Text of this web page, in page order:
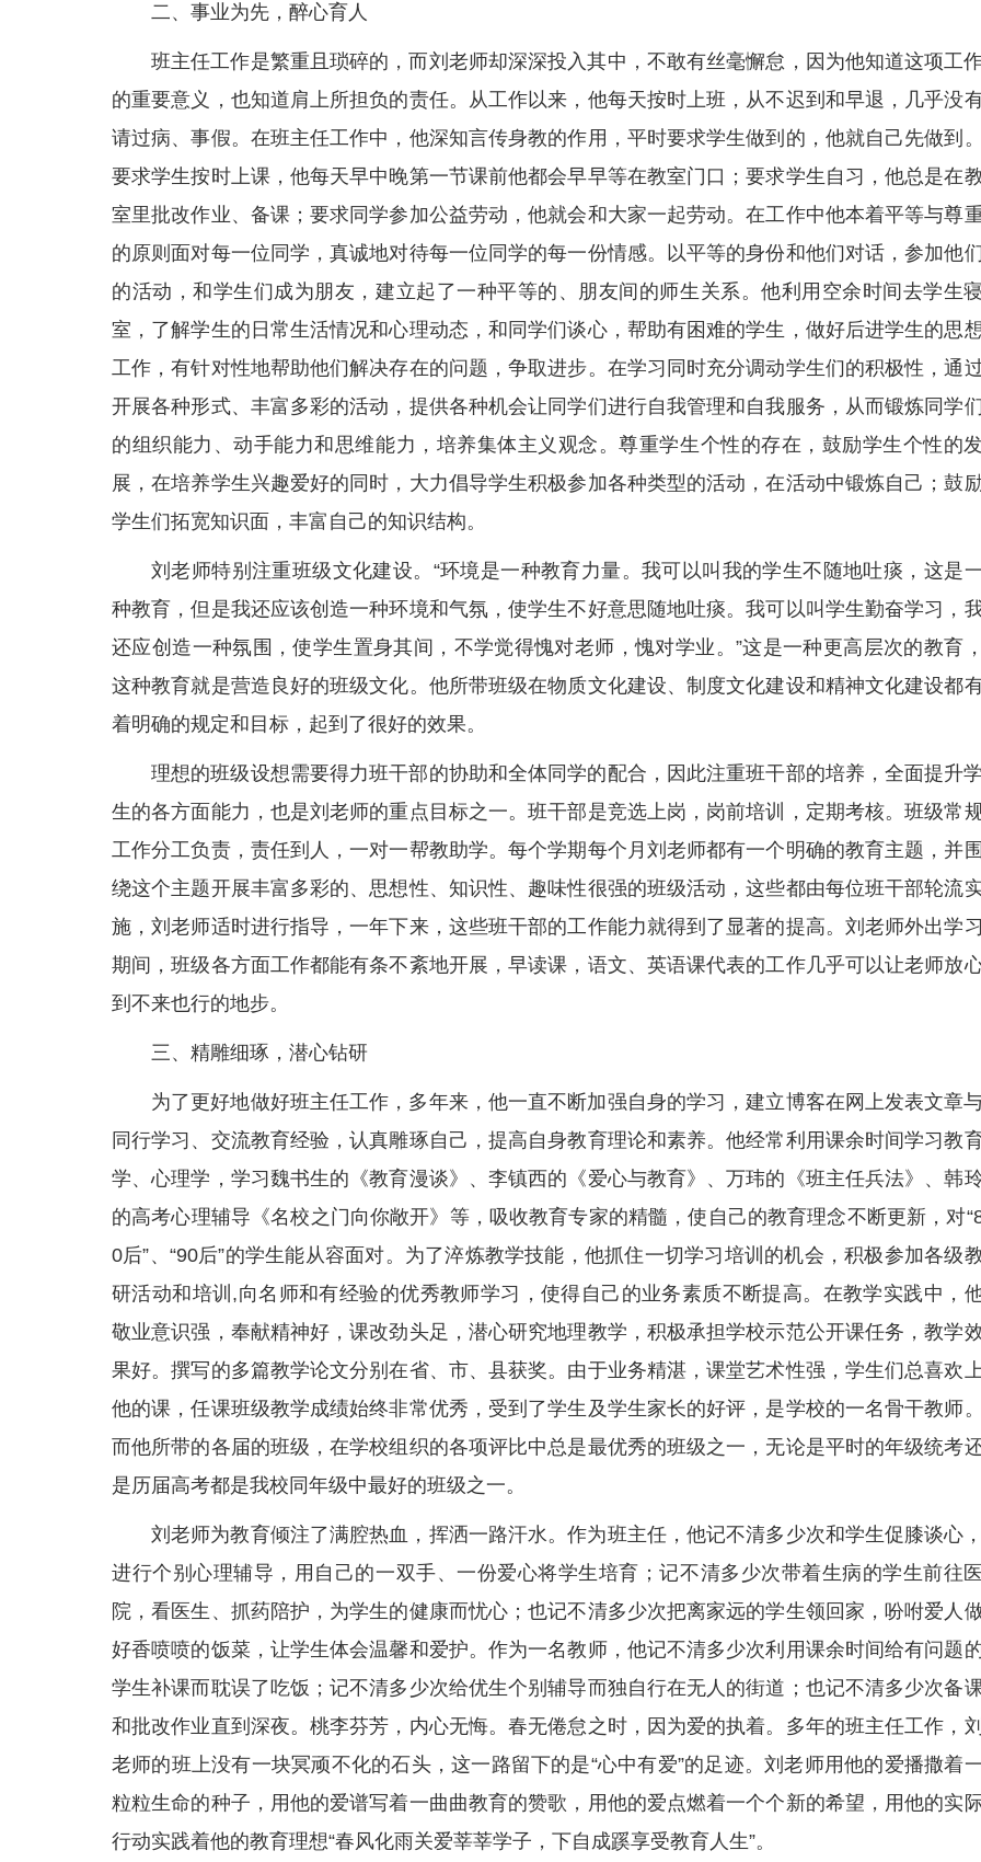
二、事业为先，醉心育人
班主任工作是繁重且琐碎的，而刘老师却深深投入其中，不敢有丝毫懈怠，因为他知道这项工
的重要意义，也知道肩上所担负的责任。从工作以来，他每天按时上班，从不迟到和早退，几乎没
请过病、事假。在班主任工作中，他深知言传身教的作用，平时要求学生做到的，他就自己先做到。
要求学生按时上课，他每天早中晚第一节课前他都会早早等在教室门口；要求学生自习，他总是在
室里批改作业、备课；要求同学参加公益劳动，他就会和大家一起劳动。在工作中他本着平等与尊
的原则面对每一位同学，真诚地对待每一位同学的每一份情感。以平等的身份和他们对话，参加他们
的活动，和学生们成为朋友，建立起了一种平等的、朋友间的师生关系。他利用空余时间去学生寝
室，了解学生的日常生活情况和心理动态，和同学们谈心，帮助有困难的学生，做好后进学生的思
工作，有针对性地帮助他们解决存在的问题，争取进步。在学习同时充分调动学生们的积极性，通
开展各种形式、丰富多彩的活动，提供各种机会让同学们进行自我管理和自我服务，从而锻炼同学们
的组织能力、动手能力和思维能力，培养集体主义观念。尊重学生个性的存在，鼓励学生个性的
展，在培养学生兴趣爱好的同时，大力倡导学生积极参加各种类型的活动，在活动中锻炼自己；鼓
学生们拓宽知识面，丰富自己的知识结构。
刘老师特别注重班级文化建设。“环境是一种教育力量。我可以叫我的学生不随地吐痰，这是
种教育，但是我还应该创造一种环境和气氛，使学生不好意思随地吐痰。我可以叫学生勤奋学习，
还应创造一种氛围，使学生置身其间，不学觉得愧对老师，愧对学业。”这是一种更高层次的教育，
这种教育就是营造良好的班级文化。他所带班级在物质文化建设、制度文化建设和精神文化建设都
着明确的规定和目标，起到了很好的效果。
理想的班级设想需要得力班干部的协助和全体同学的配合，因此注重班干部的培养，全面提升学
生的各方面能力，也是刘老师的重点目标之一。班干部是竞选上岗，岗前培训，定期考核。班级常
工作分工负责，责任到人，一对一帮教助学。每个学期每个月刘老师都有一个明确的教育主题，并围
绕这个主题开展丰富多彩的、思想性、知识性、趣味性很强的班级活动，这些都由每位班干部轮流
施，刘老师适时进行指导，一年下来，这些班干部的工作能力就得到了显著的提高。刘老师外出学习
期间，班级各方面工作都能有条不紊地开展，早读课，语文、英语课代表的工作几乎可以让老师放
到不来也行的地步。
三、精雕细琢，潜心钻研
为了更好地做好班主任工作，多年来，他一直不断加强自身的学习，建立博客在网上发表文章
同行学习、交流教育经验，认真雕琢自己，提高自身教育理论和素养。他经常利用课余时间学习教
学、心理学，学习魏书生的《教育漫谈》、李镇西的《爱心与教育》、万玮的《班主任兵法》、韩
的高考心理辅导《名校之门向你敞开》等，吸收教育专家的精髓，使自己的教育理念不断更新，对
0后”、“90后”的学生能从容面对。为了淬炼教学技能，他抓住一切学习培训的机会，积极参加各级
研活动和培训,向名师和有经验的优秀教师学习，使得自己的业务素质不断提高。在教学实践中，
敬业意识强，奉献精神好，课改劲头足，潜心研究地理教学，积极承担学校示范公开课任务，教学
果好。撰写的多篇教学论文分别在省、市、县获奖。由于业务精湛，课堂艺术性强，学生们总喜欢
他的课，任课班级教学成绩始终非常优秀，受到了学生及学生家长的好评，是学校的一名骨干教师。
而他所带的各届的班级，在学校组织的各项评比中总是最优秀的班级之一，无论是平时的年级统考
是历届高考都是我校同年级中最好的班级之一。
刘老师为教育倾注了满腔热血，挥洒一路汗水。作为班主任，他记不清多少次和学生促膝谈心，
进行个别心理辅导，用自己的一双手、一份爱心将学生培育；记不清多少次带着生病的学生前往医
院，看医生、抓药陪护，为学生的健康而忧心；也记不清多少次把离家远的学生领回家，吩咐爱人
好香喷喷的饭菜，让学生体会温馨和爱护。作为一名教师，他记不清多少次利用课余时间给有问题
学生补课而耽误了吃饭；记不清多少次给优生个别辅导而独自行在无人的街道；也记不清多少次备
和批改作业直到深夜。桃李芬芳，内心无悔。春无倦怠之时，因为爱的执着。多年的班主任工作，刘
老师的班上没有一块冥顽不化的石头，这一路留下的是“心中有爱”的足迹。刘老师用他的爱播撒着
粒粒生命的种子，用他的爱谱写着一曲曲教育的赞歌，用他的爱点燃着一个个新的希望，用他的实
行动实践着他的教育理想“春风化雨关爱莘莘学子，下自成蹊享受教育人生”。